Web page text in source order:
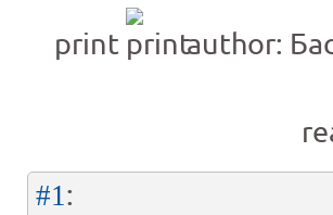
print author:
#1: